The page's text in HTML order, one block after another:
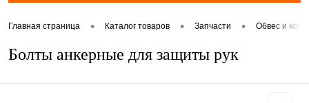
Главная страница • Каталог товаров • Запчасти • Обвес и
Болты анкерные для защиты рук